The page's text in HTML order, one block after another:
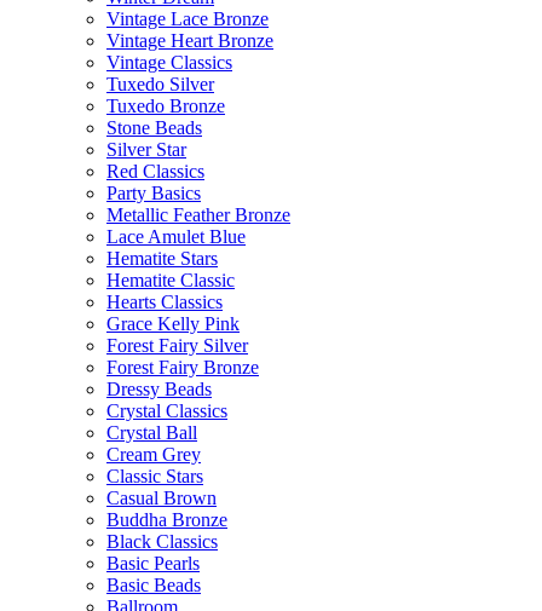
Vintage Lace Bronze
Vintage Heart Bronze
Vintage Classics
Tuxedo Silver
Tuxedo Bronze
Stone Beads
Silver Star
Red Classics
Party Basics
Metallic Feather Bronze
Lace Amulet Blue
Hematite Stars
Hematite Classic
Hearts Classics
Grace Kelly Pink
Forest Fairy Silver
Forest Fairy Bronze
Dressy Beads
Crystal Classics
Crystal Ball
Cream Grey
Classic Stars
Casual Brown
Buddha Bronze
Black Classics
Basic Pearls
Basic Beads
Ballroom